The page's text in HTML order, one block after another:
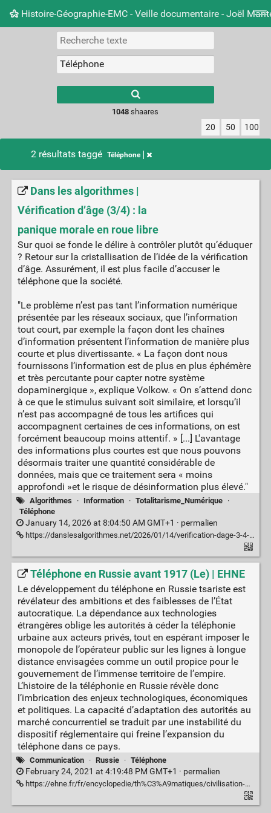
Histoire-Géographie-EMC - Veille documentaire - Joël
Nuage de tags Mur d'images
results.
1048 shaares
20 50 100
2 résultats taggé Téléphone
Dans les algorithmes |
Vérification d’âge (3/4) : la
panique morale en roue libre
Sur quoi se fonde le délire à contrôler plutôt qu’éduquer
? Retour sur la cristallisation de l’idée de la vérification
d’âge. Assurément, il est plus facile d’accuser le
téléphone que la société.
"Le problème n’est pas tant l’information numérique
présentée par les réseaux sociaux, que l’information
tout court, par exemple la façon dont les chaînes
d’information présentent l’information de manière plus
courte et plus divertissante. « La façon dont nous
fournissons l’information est de plus en plus éphémère
et très percutante pour capter notre système
dopaminergique », explique Volkow. « On s’attend donc
à ce que le stimulus suivant soit similaire, et lorsqu’il
n’est pas accompagné de tous les artifices qui
accompagnent certaines de ces informations, on est
forcément beaucoup moins attentif. » [...] L'avantage
des informations plus courtes est que nous pouvons
désormais traiter une quantité considérable de
données, mais que ce traitement sera « moins
approfondi »et le risque de désinformation plus élevé."
Algorithmes · Information · Totalitarisme_Numérique ·
Téléphone
January 14, 2026 at 8:04:50 AM GMT+1 · permalien
https://danslesalgorithmes.net/2026/01/14/verification-dage-3-4-la-panique-morale-en-roue-libre/
Téléphone en Russie avant 1917 (Le) | EHNE
Le développement du téléphone en Russie tsariste est
révélateur des ambitions et des faiblesses de l’État
autocratique. La dépendance aux technologies
étrangères oblige les autorités à céder la téléphonie
urbaine aux acteurs privés, tout en espérant imposer le
monopole de l’opérateur public sur les lignes à longue
distance envisagées comme un outil propice pour le
gouvernement de l’immense territoire de l’empire.
L’histoire de la téléphonie en Russie révèle donc
l’imbrication des enjeux technologiques, économiques
et politiques. La capacité d’adaptation des autorités au
marché concurrentiel se traduit par une instabilité du
dispositif réglementaire qui freine l’expansion du
téléphone dans ce pays.
Communication · Russie · Téléphone
February 24, 2021 at 4:19:48 PM GMT+1 · permalien
https://ehne.fr/fr/encyclopedie/th%C3%A9matiques/civilisation-mat%C3%A9rielle/entre-%C3%A9tats-et-entrepreneurs%C2%A0-territoires-et-sph%C3%A8res-de-l%C3%A9gitimit%C3%A9-des-entreprises-de-r%C3%A9seau-en/le-t%C3%A9l%C3%A9phone-en-russie-avant-1917